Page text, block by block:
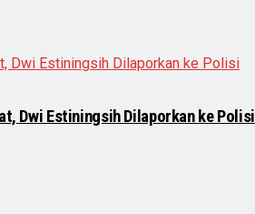
Dwi Estiningsih Dilaporkan ke Polisi